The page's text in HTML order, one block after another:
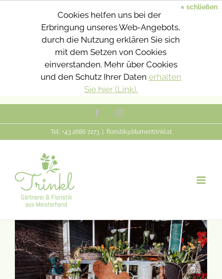
× schließen
Cookies helfen uns bei der
Erbringung unseres Web-Angebots,
durch die Nutzung erklären Sie sich
mit dem Setzen von Cookies
einverstanden. Mehr über Cookies
und den Schutz Ihrer Daten erhalten
Sie hier (Link).
Inhalt
FacebookInstagram
Tel.: +43 2686 7273 floristik@blumentrinkl.at